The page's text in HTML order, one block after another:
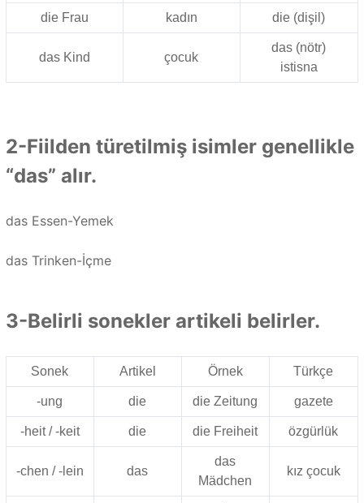
die Frau kadın die (dişil)
das Kind çocuk
das (nötr)
istisna
2-Fiilden türetilmiş isimler genellikle
“das” alır.
das Essen-Yemek
das Trinken-İçme
3-Belirli sonekler artikeli belirler.
Sonek Artikel Örnek Türkçe
-ung die die Zeitung gazete
-heit / -keit die die Freiheit özgürlük
-chen / -lein das
das
Mädchen
kız çocuk